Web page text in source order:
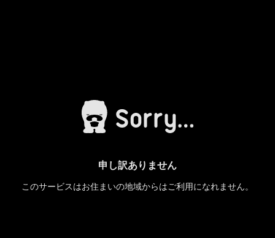
申し訳ありません
このサービスはお住まいの地域からはご利用になれません。